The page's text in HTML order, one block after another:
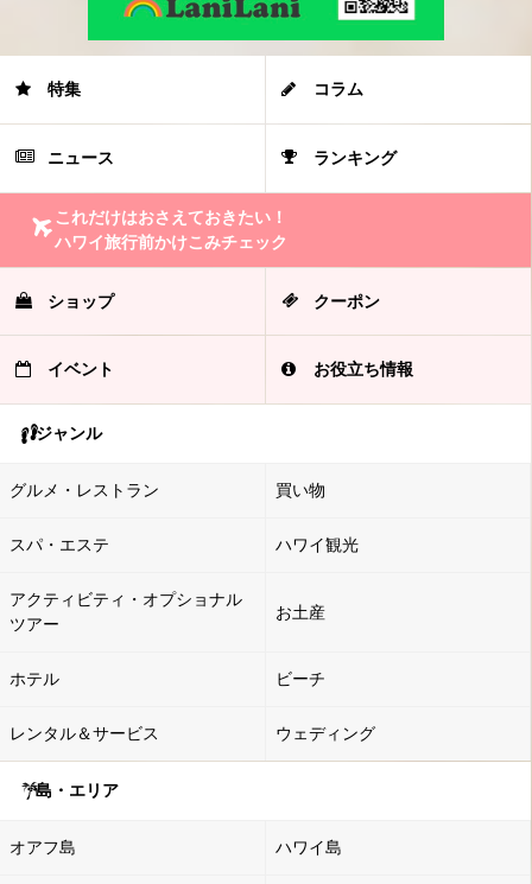
特集 コラム
ニュース ランキング
これだけはおさえておきたい！
ハワイ旅行前かけこみチェック
ショップ クーポン
イベント お役立ち情報
ジャンル
グルメ・レストラン 買い物
スパ・エステ ハワイ観光
アクティビティ・オプショナル
ツアー
お土産
ホテル ビーチ
レンタル＆サービス ウェディング
島・エリア
オアフ島 ハワイ島